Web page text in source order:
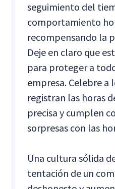
seguimiento del
comportamiento
recompensando la
Deje en claro que
para proteger a
empresa. Celebre a
registran las horas
precisa y cumplen
sorpresas con las
Una cultura sólida
tentación de un